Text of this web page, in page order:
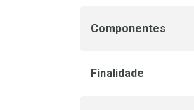
Componentes
Finalidade